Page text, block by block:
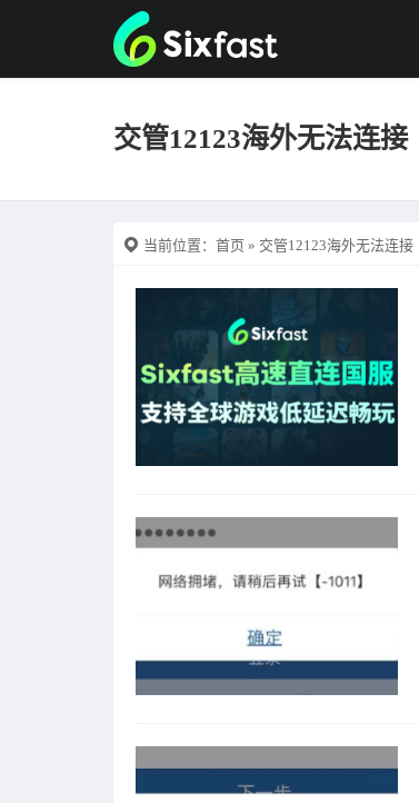
交管12123海外无法连接
当前位置： 首页 » 交管12123海外无法连接